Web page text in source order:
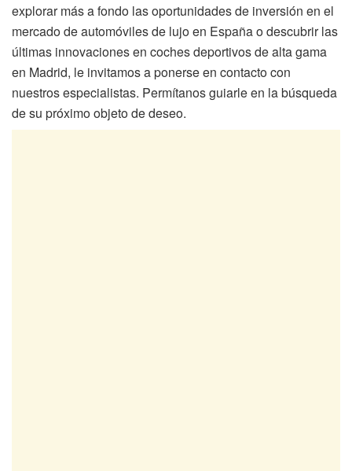
explorar más a fondo las oportunidades de inversión en el
mercado de automóviles de lujo en España o descubrir las
últimas innovaciones en coches deportivos de alta gama
en Madrid, le invitamos a ponerse en contacto con
nuestros especialistas. Permítanos guiarle en la búsqueda
de su próximo objeto de deseo.